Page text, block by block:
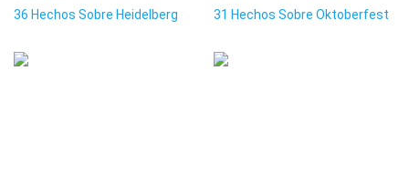
36 Hechos Sobre Heidelberg 31 Hechos Sobre Oktoberfest